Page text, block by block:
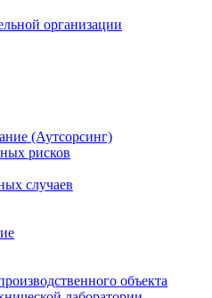
организации
(Аутсорсинг)
рисков
случаев
объекта